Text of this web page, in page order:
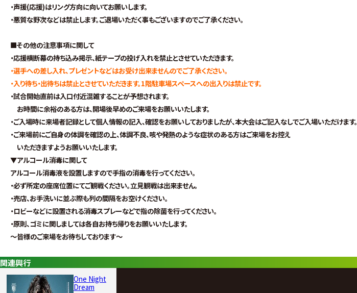
・声援(応援)はリング方向に向いてお願いします。
・悪質な野次などは禁止します。ご退場いただく事もございますのでご了承ください。
■その他の注意事項に関して
・応援横断幕の持ち込み掲示、紙テープの投げ入れを禁止とさせていただきます。
・選手への差し入れ、プレゼントなどはお受け出来ませんのでご了承ください。
・入り待ち・出待ちは禁止とさせていただきます。1階駐車場スペースへの出入りは禁止です。
・試合開始直前は入口付近混雑することが予想されます。
お時間に余裕のある方は、開場後早めのご来場をお願いいたします。
・ご入場時に来場者記録として個人情報の記入、確認をお願いしておりましたが、本大会はご記入なしでご入場いただけます。
・ご来場前にご自身の体調を確認の上、体調不良、咳や発熱のような症状のある方はご来場をお控え
いただきますようお願いいたします。
▼アルコール消毒に関して
アルコール消毒液を設置しますので手指の消毒を行ってください。
・必ず所定の座席位置にてご観戦ください。立見観戦は出来ません。
・売店、お手洗いに並ぶ際も列の間隔をお空けください。
・ロビーなどに設置される消毒スプレーなどで指の除菌を行ってください。
・原則、ゴミに関しましては各自お持ち帰りをお願いいたします。
～皆様のご来場をお待ちしております～
関連興行
One Night
Dream